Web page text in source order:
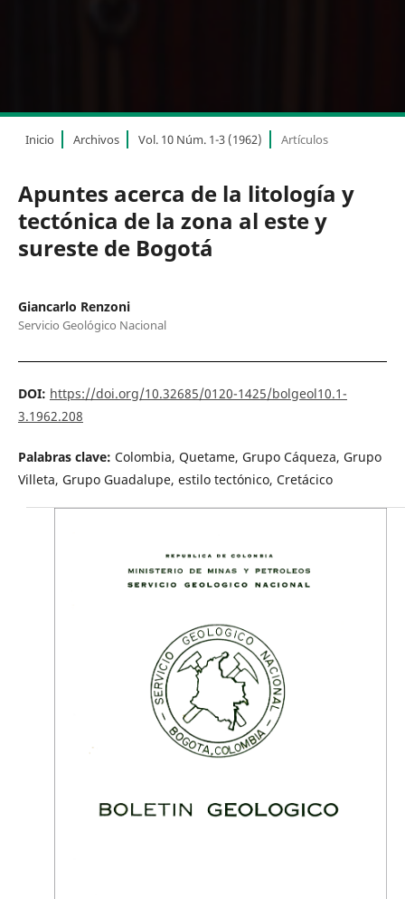
Inicio Archivos Vol. 10 Núm. 1-3 (1962) Artículos
Apuntes acerca de la litología y
tectónica de la zona al este y
sureste de Bogotá
Giancarlo Renzoni
Servicio Geológico Nacional
DOI: https://doi.org/10.32685/0120-1425/bolgeol10.1-
3.1962.208
Palabras clave: Colombia, Quetame, Grupo Cáqueza, Grupo
Villeta, Grupo Guadalupe, estilo tectónico, Cretácico